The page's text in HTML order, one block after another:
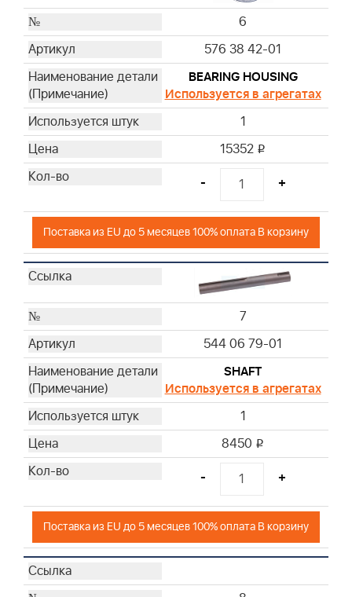
6
576 38 42-01
BEARING HOUSING
Используется в агрегатах
1
15352 i
- +
Поставка из EU до 5 месяцев 100% оплата В корзину
7
544 06 79-01
SHAFT
Используется в агрегатах
1
8450 i
- +
Поставка из EU до 5 месяцев 100% оплата В корзину